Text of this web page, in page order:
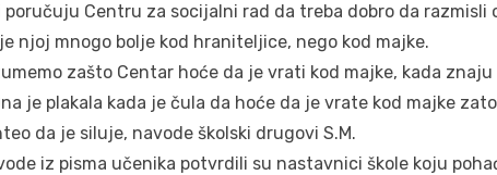
poručuju Centru za socijalni rad da treba dobro da razmisli
njoj mnogo bolje kod hraniteljice, nego kod majke.
zašto Centar hoće da je vrati kod majke, kada
je plakala kada je čula da hoće da je vrate kod majke
da je siluje, navode školski drugovi S.M.
iz pisma učenika potvrdili su nastavnici škole koju